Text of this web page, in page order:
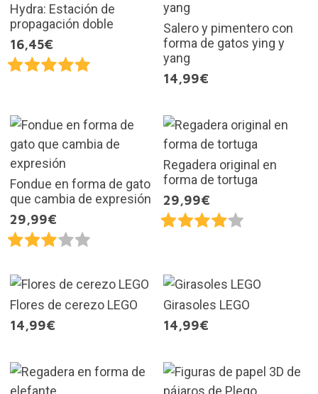
Hydra: Estación de
propagación doble
16,45€
Salero y pimentero con
forma de gatos ying y
yang
14,99€
Fondue en forma de gato
que cambia de expresión
29,99€
Regadera original en
forma de tortuga
29,99€
Flores de cerezo LEGO
14,99€
Girasoles LEGO
14,99€